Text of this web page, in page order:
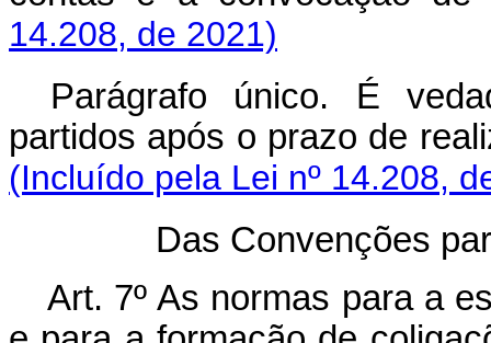
14.208, de 2021)
Parágrafo único. É
partidos após o prazo de
(Incluído pela Lei nº 14.208,
Das Convenções
Art. 7º As normas para a